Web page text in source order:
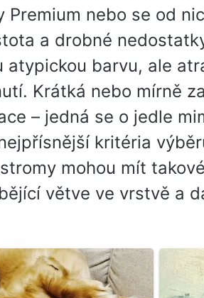
Premium nebo se od
a drobné
atypickou barvu, ale
Krátká nebo mírně
– jedná se o jedle
kritéria
mohou mít
větve ve vrstvě a